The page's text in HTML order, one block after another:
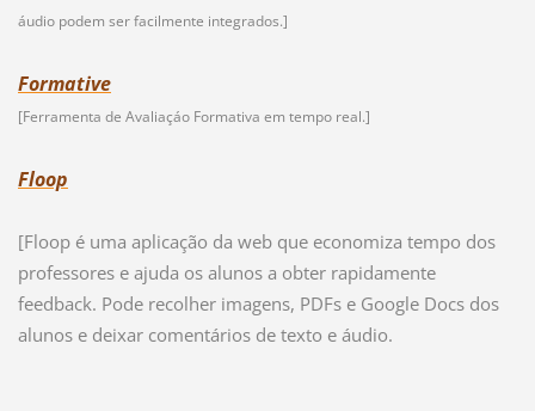
áudio podem ser facilmente integrados.]
Formative
[Ferramenta de Avaliaçáo Formativa em tempo real.]
Floop
[Floop é uma aplicação da web que economiza tempo dos
professores e ajuda os alunos a obter rapidamente
feedback. Pode recolher imagens, PDFs e Google Docs dos
alunos e deixar comentários de texto e áudio.